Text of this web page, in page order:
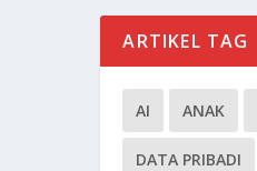
ARTIKEL TAG
AI ANAK
DATA PRIBADI